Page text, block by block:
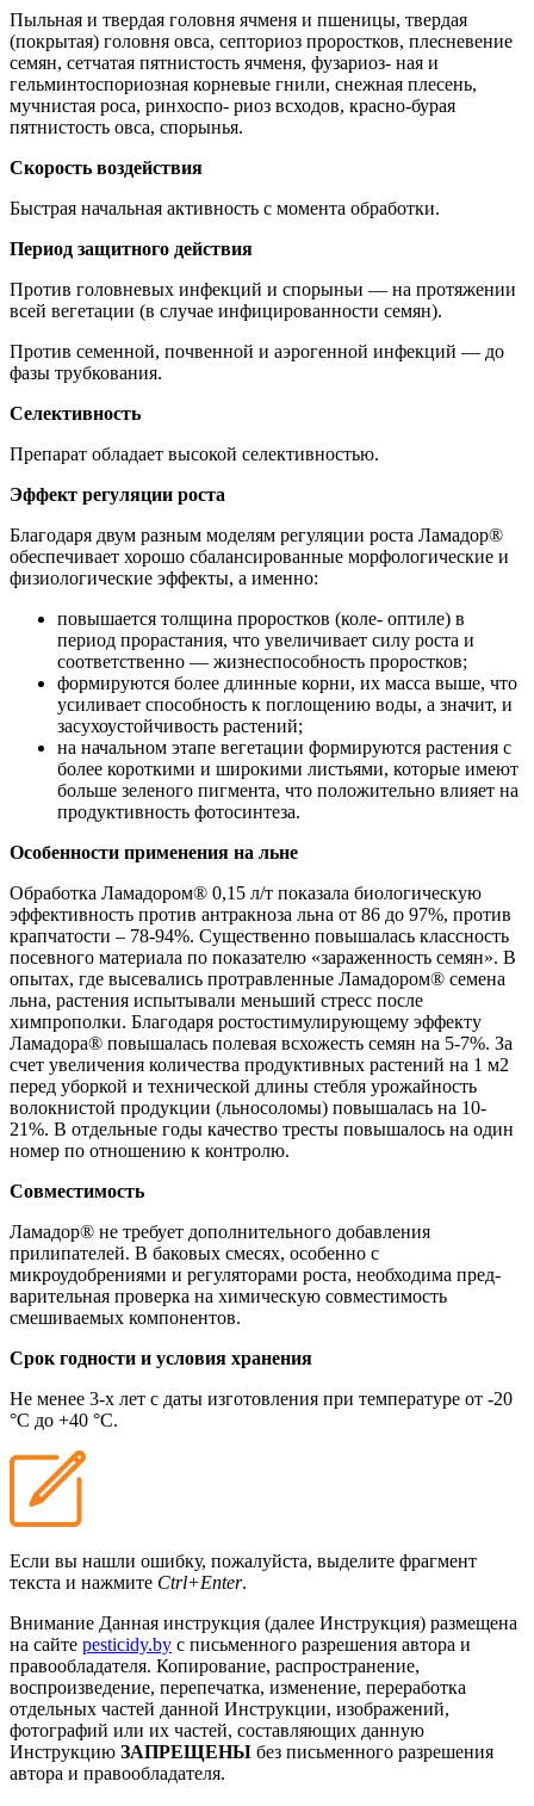
Пыльная и твердая головня ячменя и пшеницы, твердая
(покрытая) головня овса, септориоз проростков, плесневение
семян, сетчатая пятнистость ячменя, фузариоз- ная и
гельминтоспориозная корневые гнили, снежная плесень,
мучнистая роса, ринхоспо- риоз всходов, красно-бурая
пятнистость овса, спорынья.
Скорость воздействия
Быстрая начальная активность с момен­та обработки.
Период защитного действия
Против головневых инфекций и споры­ньи — на протяжении
всей вегетации (в слу­чае инфицированности семян).
Против семенной, почвенной и аэроген­ной инфекций — до
фазы трубкования.
Селективность
Препарат обладает высокой селектив­ностью.
Эффект регуляции роста
Благодаря двум разным моделям регу­ляции роста Ламадор®
обеспечивает хоро­шо сбалансированные морфологические и
физиологические эффекты, а именно:
повышается толщина проростков (коле- оптиле) в
период прорастания, что увеличи­вает силу роста и
соответственно — жизне­способность проростков;
формируются более длинные корни, их масса выше, что
усиливает способность к поглощению воды, а значит, и
засухоустой­чивость растений;
на начальном этапе вегетации формиру­ются растения с
более короткими и широки­ми листьями, которые имеют
больше зеле­ного пигмента, что положительно влияет на
продуктивность фотосинтеза.
Особенности применения на льне
Обработка Ламадором® 0,15 л/т показала биологическую
эффективность против антракноза льна от 86 до 97%, против
крапчатости – 78-94%. Существенно повышалась классность
посевного материала по показателю «зараженность семян». В
опытах, где высевались протравленные Ламадором® семена
льна, растения испытывали меньший стресс после
химпрополки. Благодаря ростостимулирующему эффекту
Ламадора® повышалась полевая всхожесть семян на 5-7%. За
счет увеличения количества продуктивных растений на 1 м2
перед уборкой и технической длины стебля урожайность
волокнистой продукции (льносоломы) повышалась на 10-
21%. В отдельные годы качество тресты повышалось на один
номер по отношению к контролю.
Совместимость
Ламадор® не требует дополнительно­го добавления
прилипателей. В баковых смесях, особенно с
микроудобрениями и регуляторами роста, необходима пред­
варительная проверка на химическую со­вместимость
смешиваемых компонентов.
Срок годности и условия хранения
Не менее 3-х лет с даты изготовления при температуре от -20
°С до +40 °С.
Если вы нашли ошибку, пожалуйста, выделите фрагмент
текста и нажмите Ctrl+Enter.
Внимание Данная инструкция (далее Инструкция) размещена
на сайте pesticidy.by с письменного разрешения автора и
правообладателя. Копирование, распространение,
воспроизведение, перепечатка, изменение, переработка
отдельных частей данной Инструкции, изображений,
фотографий или их частей, составляющих данную
Инструкцию ЗАПРЕЩЕНЫ без письменного разрешения
автора и правообладателя.